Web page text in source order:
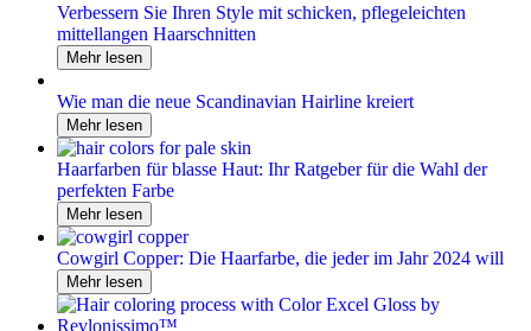
Verbessern Sie Ihren Style mit schicken, pflegeleichten
mittellangen Haarschnitten
Mehr lesen
Wie man die neue Scandinavian Hairline kreiert
Mehr lesen
Haarfarben für blasse Haut: Ihr Ratgeber für die Wahl der
perfekten Farbe
Mehr lesen
Cowgirl Copper: Die Haarfarbe, die jeder im Jahr 2024 will
Mehr lesen